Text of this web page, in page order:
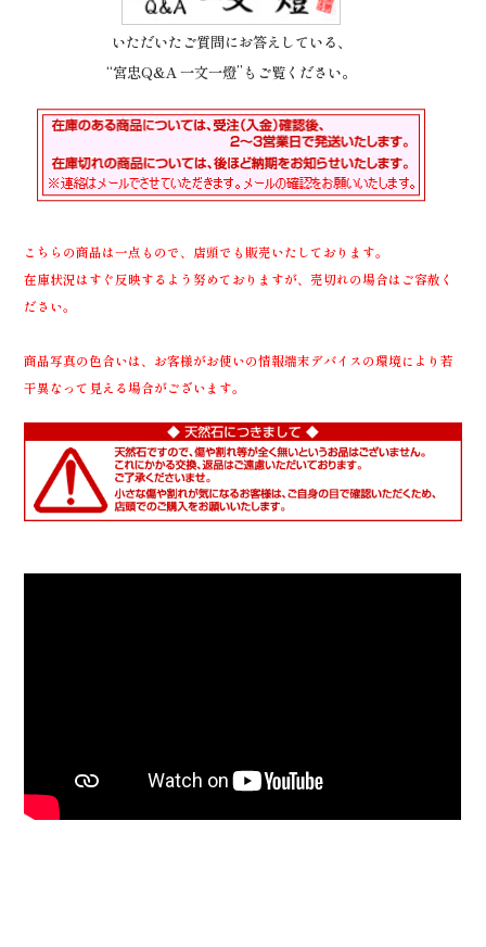
いただいたご質問にお答えしている、
“宮忠Q&A 一文一燈”もご覧ください。
こちらの商品は一点もので、店頭でも販売いたしております。
在庫状況はすぐ反映するよう努めておりますが、売切れの場合はご容赦く
ださい。
商品写真の色合いは、お客様がお使いの情報端末デバイスの環境により若
干異なって見える場合がございます。